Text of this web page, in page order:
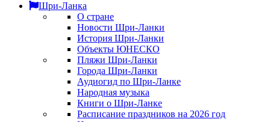
Шри-Ланка
О стране
Новости Шри-Ланки
История Шри-Ланки
Объекты ЮНЕСКО
Пляжи Шри-Ланки
Города Шри-Ланки
Аудиогид по Шри-Ланке
Народная музыка
Книги о Шри-Ланке
Расписание праздников на 2026 год